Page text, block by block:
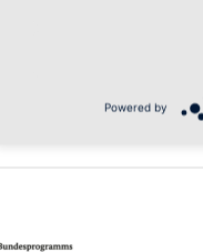
premieren.de/
der-
Powered by